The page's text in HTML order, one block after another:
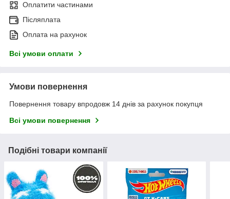
Оплатити частинами
Післяплата
Оплата на рахунок
Всі умови оплати
Умови повернення
Повернення товару впродовж 14 днів за рахунок покупця
Всі умови повернення
Подібні товари компанії